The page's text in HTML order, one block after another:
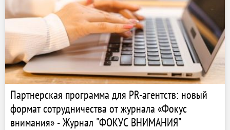
Партнерская программа для PR-агентств: новый
формат сотрудничества от журнала «Фокус
внимания» - Журнал "ФОКУС ВНИМАНИЯ"